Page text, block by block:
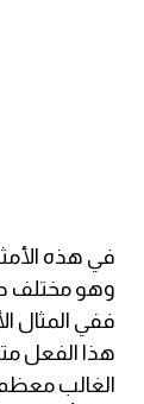
كلمات بحرف x
كلمات بحرف y
كلمات بحرف z
في هذه
وهو مختلف
الغالب معظم